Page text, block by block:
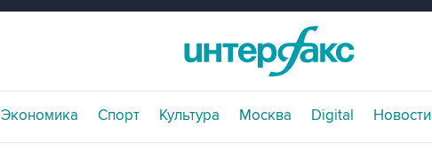
Экономика Спорт Культура Москва Digital Новости